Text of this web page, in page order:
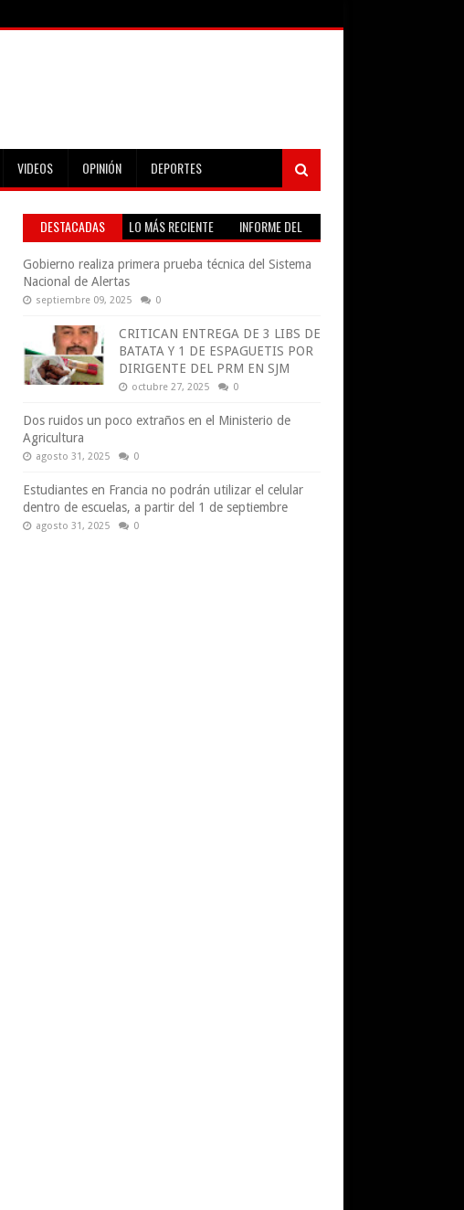
VIDEOS OPINIÓN DEPORTES
DESTACADAS LO MÁS RECIENTE
INFORME DEL
Gobierno realiza primera prueba técnica del Sistema
Nacional de Alertas
septiembre 09, 2025 0
CRITICAN ENTREGA DE 3 LIBS DE
BATATA Y 1 DE ESPAGUETIS POR
DIRIGENTE DEL PRM EN SJM
octubre 27, 2025 0
Dos ruidos un poco extraños en el Ministerio de
Agricultura
agosto 31, 2025 0
Estudiantes en Francia no podrán utilizar el celular
dentro de escuelas, a partir del 1 de septiembre
agosto 31, 2025 0